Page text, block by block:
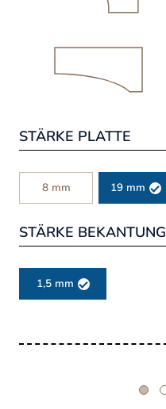
STÄRKE PLATTE
8 mm 19 mm
STÄRKE BEKANTUNG
1,5 mm